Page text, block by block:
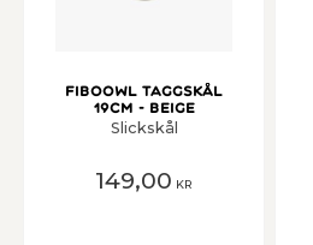
Fiboowl Taggskål
19cm - Beige
Slickskål
149,00 KR